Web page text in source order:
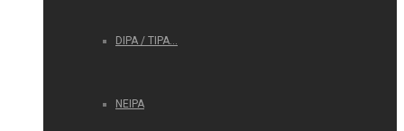
DIPA / TIPA…
NEIPA